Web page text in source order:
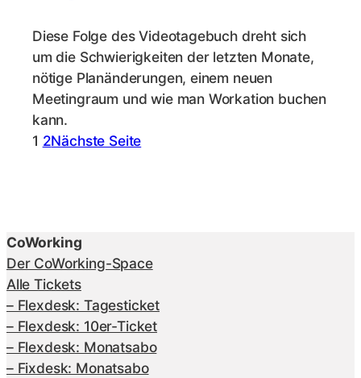
Diese Folge des Videotagebuch dreht sich
um die Schwierigkeiten der letzten Monate,
nötige Planänderungen, einem neuen
Meetingraum und wie man Workation buchen
kann.
1 2Nächste Seite
CoWorking
Der CoWorking-Space
Alle Tickets
– Flexdesk: Tagesticket
– Flexdesk: 10er-Ticket
– Flexdesk: Monatsabo
– Fixdesk: Monatsabo